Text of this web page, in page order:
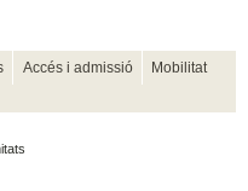
Accés i admissió
Mobilitat